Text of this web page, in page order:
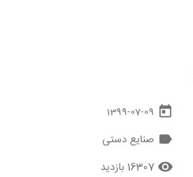
today
1399-07-09
label صنایع دستی
remove_red_eye 16307 بازدید